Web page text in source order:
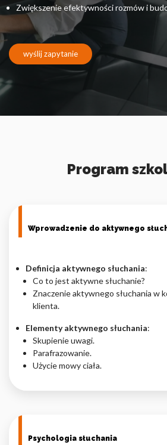
Zwiększenie efektywności rozmów i
wyślij zapytanie
Program
Wprowadzenie do aktywnego
Definicja aktywnego słuchania:
Co to jest aktywne słuchanie?
Znaczenie aktywnego słuchania w
klienta.
Elementy aktywnego słuchania:
Skupienie uwagi.
Parafrazowanie.
Użycie mowy ciała.
Psychologia słuchania
zapamiętanie informacji, które zmieniają
funkcjonowanie strony, np. preferowany
którym znajduje się użytkownik.
Statystyka
Statystyczne pliki cookie pomagają
zachowują się na stronie, gromadząc i
Marketing
wyświetlanie reklam, które są istotne i
poszczególnych użytkowników i tym
wydawców i reklamodawców strony
Nieklasyfikowane
Nieklasyfikowane pliki cookie, to pliki,
klasyfikowania, wraz z dostawcami
Zapisz moje